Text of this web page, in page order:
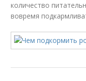
количество
вовремя